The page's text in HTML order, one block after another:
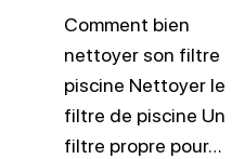
Comment bien
nettoyer son filtre
piscine Nettoyer le
filtre de piscine Un
filtre propre pour…